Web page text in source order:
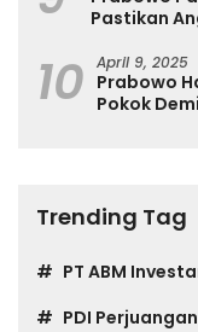
Pastikan
10 April 9, 2025
Prabowo
Pokok
Trending Tag
PT ABM
PDI Perjuangan